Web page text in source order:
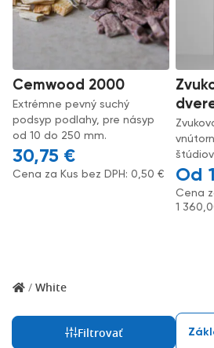
Cemwood 2000
Extrémne pevný suchý
podsyp podlahy, pre násyp
od 10 do 250 mm.
30,75 €
Cena za Kus bez DPH: 0,50 €
Cena
1
/ White
Filtrovať